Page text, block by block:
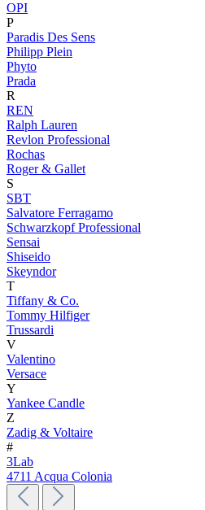
OPI
P
Paradis Des Sens
Philipp Plein
Phyto
Prada
R
REN
Ralph Lauren
Revlon Professional
Rochas
Roger & Gallet
S
SBT
Salvatore Ferragamo
Schwarzkopf Professional
Sensai
Shiseido
Skeyndor
T
Tiffany & Co.
Tommy Hilfiger
Trussardi
V
Valentino
Versace
Y
Yankee Candle
Z
Zadig & Voltaire
#
3Lab
4711 Acqua Colonia